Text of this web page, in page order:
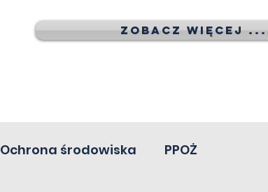
Zobacz więcej ...
Ochrona środowiska PPOŻ